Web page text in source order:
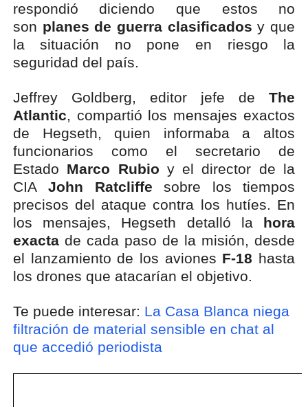
respondió diciendo que estos no
son planes de guerra clasificados y que
la situación no pone en riesgo la
seguridad del país.
Jeffrey Goldberg, editor jefe deThe
Atlantic, compartió los mensajes exactos
de Hegseth, quien informaba a altos
funcionarios como el secretario de
Estado Marco Rubio y el director de la
CIAJohn Ratcliffe sobre los tiempos
precisos del ataque contra los hutíes. En
los mensajes, Hegseth detalló la hora
exactade cada paso de la misión, desde
el lanzamiento de los aviones F-18 hasta
los drones que atacarían el objetivo.
Te puede interesar: La Casa Blanca niega
filtración de material sensible en chat al
que accedió periodista